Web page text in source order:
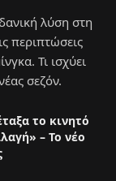
λύση στη
περιπτώσεις
Τι ισχύει
σεζόν.
το κινητό
– Το νέο